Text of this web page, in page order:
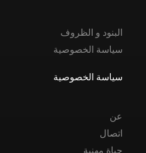
البنود و الظروف
سياسة الخصوصية
سياسة الخصوصية
عن
اتصال
حياة مهنية